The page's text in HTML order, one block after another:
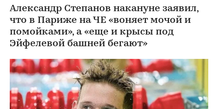
Александр Степанов накануне заявил,
что в Париже на ЧЕ «воняет мочой и
помойками», а «еще и крысы под
Эйфелевой башней бегают»